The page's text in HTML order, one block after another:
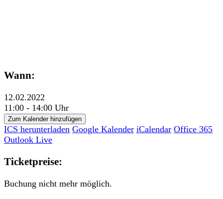
Wann:
12.02.2022
11:00 - 14:00 Uhr
Zum Kalender hinzufügen
ICS herunterladen Google Kalender iCalendar Office 365
Outlook Live
Ticketpreise:
Buchung nicht mehr möglich.